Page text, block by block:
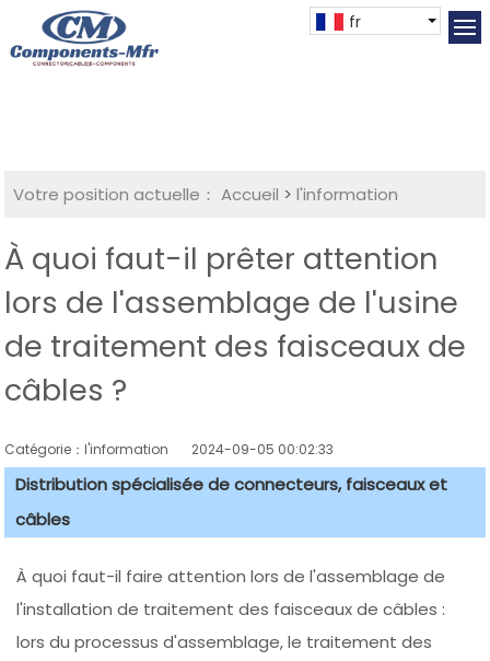
fr
Votre position actuelle： Accueil >l'information
À quoi faut-il prêter attention
lors de l'assemblage de l'usine
de traitement des faisceaux de
câbles ?
Catégorie：l'information 2024-09-05 00:02:33
Distribution spécialisée de connecteurs, faisceaux et
câbles
À quoi faut-il faire attention lors de l'assemblage de
l'installation de traitement des faisceaux de câbles :
lors du processus d'assemblage, le traitement des